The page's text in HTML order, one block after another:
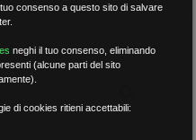
consenso a questo sito di salvare
neghi il tuo consenso, eliminando
(alcune parti del sito
di cookies ritieni accettabili: